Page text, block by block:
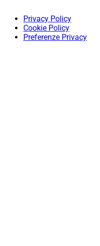
Privacy Policy
Cookie Policy
Preferenze Privacy